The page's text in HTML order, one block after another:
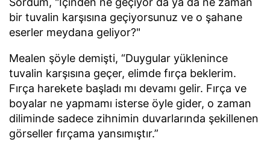
bir tuvalin karşısına geçiyorsunuz ve o şahane
eserler meydana geliyor?"
Mealen şöyle demişti, “Duygular yüklenince
tuvalin karşısına geçer, elimde fırça beklerim.
Fırça harekete başladı mı devamı gelir. Fırça ve
boyalar ne yapmamı isterse öyle gider, o zaman
diliminde sadece zihnimin duvarlarında şekillenen
görseller fırçama yansımıştır.”